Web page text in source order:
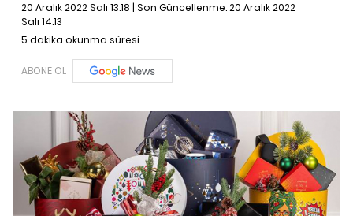
20 Aralık 2022 Salı 13:18 | Son Güncellenme:20 Aralık 2022
Salı 14:13
5 dakika okunma süresi
ABONE OL